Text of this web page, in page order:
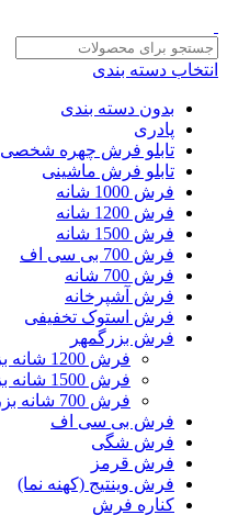
انتخاب دسته بندی
بدون دسته بندی
پادری
تابلو فرش چهره شخصی
تابلو فرش ماشینی
فرش 1000 شانه
فرش 1200 شانه
فرش 1500 شانه
فرش 700 بی سی اف
فرش 700 شانه
فرش آشپرخانه
فرش استوک تخفیفی
فرش بزرگمهر
فرش 1200 شانه بزرگمهر
فرش 1500 شانه بزرگمهر
فرش 700 شانه بزرگمهر
فرش بی سی اف
فرش شگی
فرش قرمز
فرش وینتیج (کهنه نما)
کناره فرش